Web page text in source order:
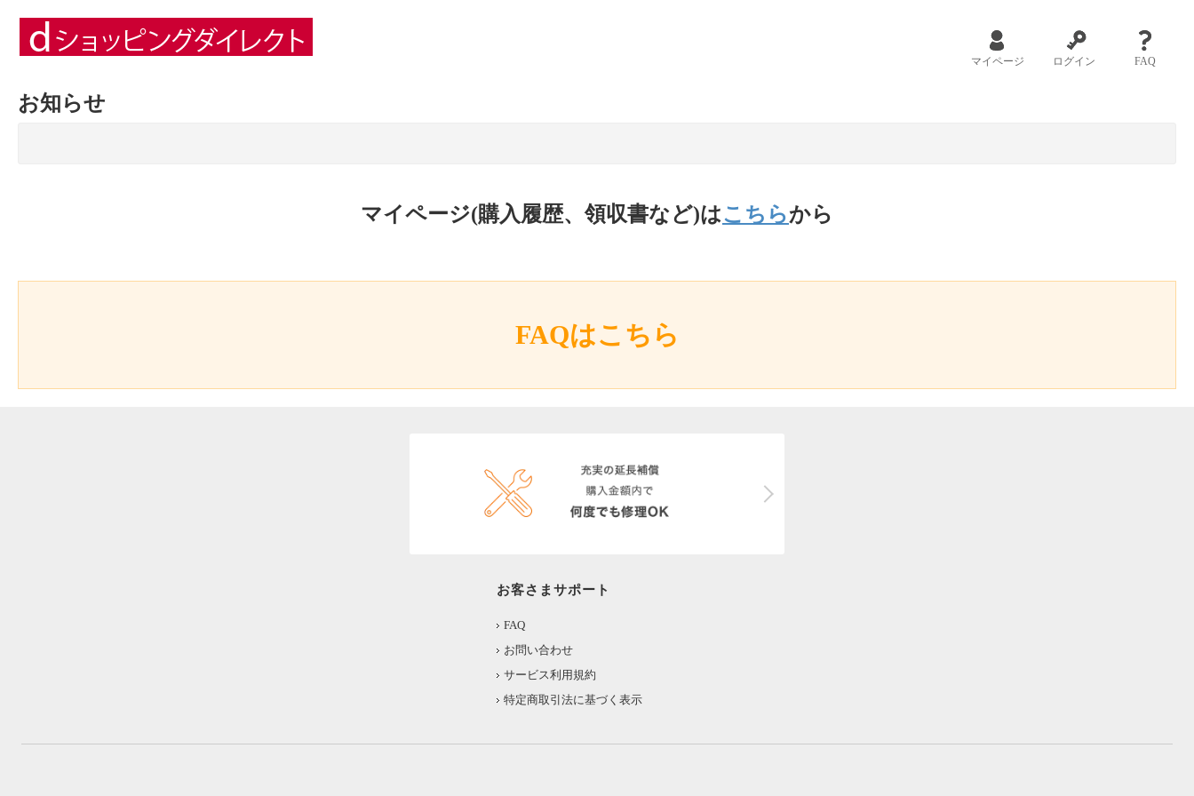
マイページ ログイン FAQ
お知らせ
マイページ(購入履歴、領収書など)はこちらから
FAQはこちら
お客さまサポート
FAQ
お問い合わせ
サービス利用規約
特定商取引法に基づく表示